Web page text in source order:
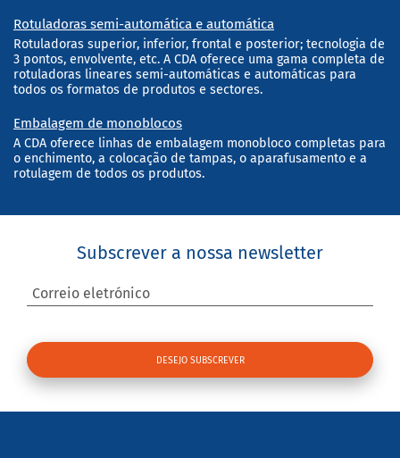
Rotuladoras semi-automática e automática
Rotuladoras superior, inferior, frontal e posterior; tecnologia de
3 pontos, envolvente, etc. A CDA oferece uma gama completa de
rotuladoras lineares semi-automáticas e automáticas para
todos os formatos de produtos e sectores.
Embalagem de monoblocos
A CDA oferece linhas de embalagem monobloco completas para
o enchimento, a colocação de tampas, o aparafusamento e a
rotulagem de todos os produtos.
Subscrever a nossa newsletter
Correio eletrónico